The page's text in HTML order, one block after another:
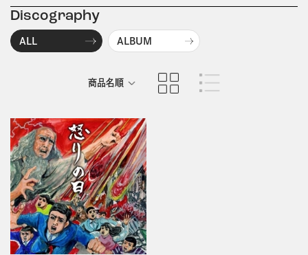
Discography
ALL ALBUM
商品名順